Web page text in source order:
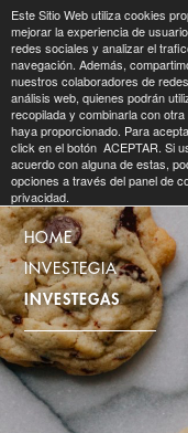
HOME
INVESTEGIA
INVESTEGAS
Este Sitio Web utiliza cookies
mejorar la experiencia de
redes sociales y analizar el
navegación. Además,
nuestros colaboradores de
análisis web, quienes podrán
recopilada y combinarla con
haya proporcionado. Para
click en el botón ACEPTAR. Si
acuerdo con alguna de estas,
opciones a través del panel de
privacidad.